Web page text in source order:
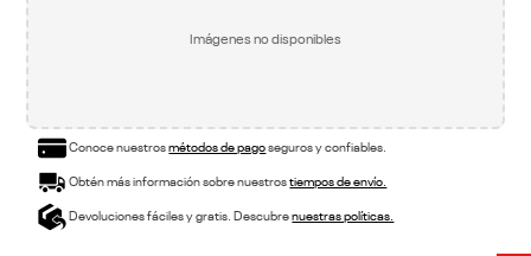
Imágenes no disponibles
Conoce nuestrosmétodos de pagoseguros y confiables.
Obtén más información sobre nuestrostiempos de envío.
Devoluciones fáciles y gratis. Descubrenuestras políticas.